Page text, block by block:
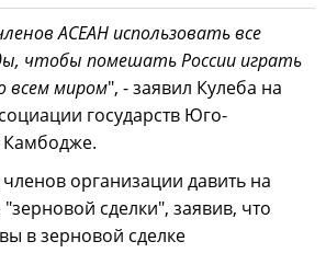
АСЕАН использовать все
чтобы помешать России играть
всем миром", - заявил Кулеба на
государств Юго-
Камбодже.
организации давить на
сделки", заявив, что
в зерновой сделке